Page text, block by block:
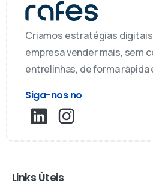
Criamos estratégias
empresa vender mais, sem
entrelinhas, de forma rápida
Siga-nos no
Links Úteis